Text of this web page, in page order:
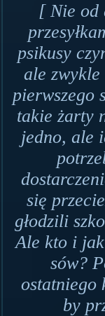
[ Nie od
psikusy
ale zwykle
pierwszego
takie żarty
jedno, ale
się
głodzili
Ale kto i
sów?
ostatniego
by